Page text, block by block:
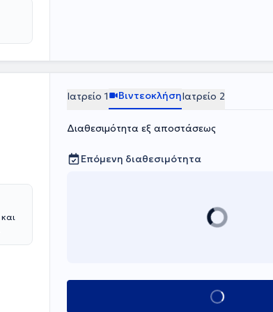
και
Ιατρείο 1 ΒιντεοκλήσηΙατρείο 2
Διαθεσιμότητα εξ αποστάσεως
Επόμενη διαθεσιμότητα
Κλείσε ραντεβού